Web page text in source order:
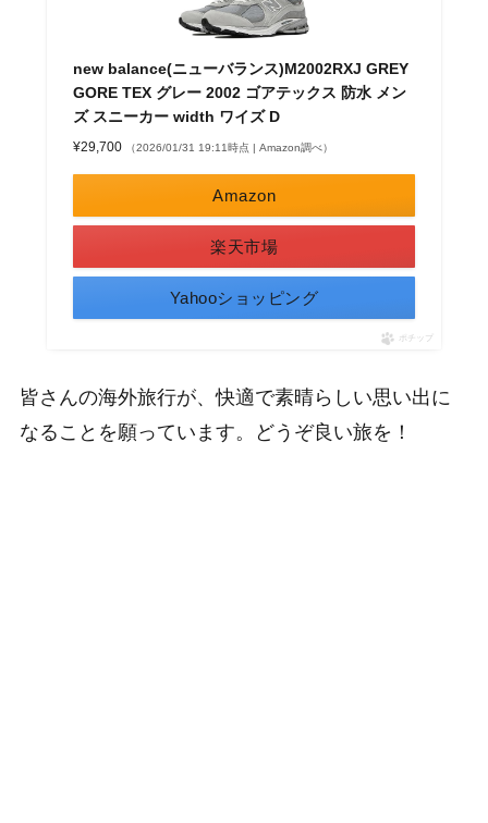
new balance(ニューバランス)M2002RXJ GREY
GORE TEX グレー 2002 ゴアテックス 防水 メン
ズ スニーカー width ワイズ D
¥29,700 （2026/01/31 19:11時点 | Amazon調べ）
Amazon
楽天市場
Yahooショッピング
ポチップ
皆さんの海外旅行が、快適で素晴らしい思い出に
なることを願っています。どうぞ良い旅を！